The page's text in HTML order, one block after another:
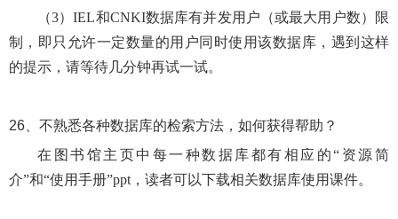
（3）IEL和CNKI数据库有并发用户（或最大用户数）限
制，即只允许一定数量的用户同时使用该数据库，遇到这样
的提示，请等待几分钟再试一试。
26、 不熟悉各种数据库的检索方法，如何获得帮助？
在图书馆主页中每一种数据库都有相应的“资源简
介”和“使用手册”ppt，读者可以下载相关数据库使用课件。